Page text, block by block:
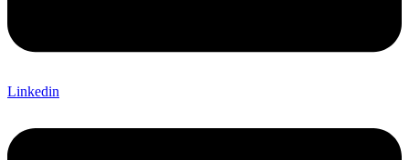
Linkedin